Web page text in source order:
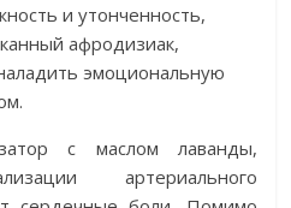
и утонченность,
афродизиак,
эмоциональную
с маслом лаванды,
артериального